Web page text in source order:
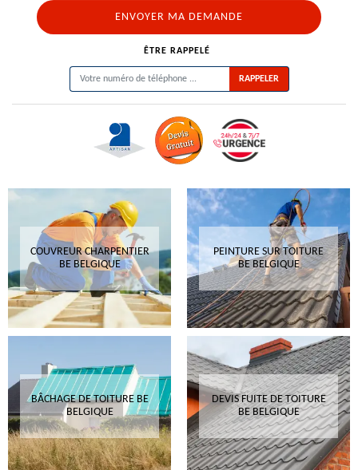
ÊTRE RAPPELÉ
COUVREUR CHARPENTIER
BE BELGIQUE
PEINTURE SUR TOITURE
BE BELGIQUE
BÂCHAGE DE TOITURE BE
BELGIQUE
DEVIS FUITE DE TOITURE
BE BELGIQUE